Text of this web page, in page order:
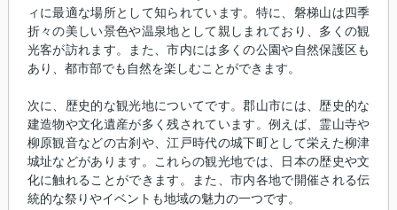
ィに最適な場所として知られています。特に、磐梯山は四季
折々の美しい景色や温泉地として親しまれており、多くの観
光客が訪れます。また、市内には多くの公園や自然保護区も
あり、都市部でも自然を楽しむことができます。
次に、歴史的な観光地についてです。郡山市には、歴史的な
建造物や文化遺産が多く残されています。例えば、霊山寺や
柳原観音などの古刹や、江戸時代の城下町として栄えた柳津
城址などがあります。これらの観光地では、日本の歴史や文
化に触れることができます。また、市内各地で開催される伝
統的な祭りやイベントも地域の魅力の一つです。